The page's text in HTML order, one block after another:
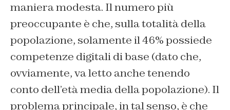
maniera modesta. Il numero più
preoccupante è che, sulla totalità della
popolazione, solamente il 46% possiede
competenze digitali di base (dato che,
ovviamente, va letto anche tenendo
conto dell’età media della popolazione). Il
problema principale, in tal senso, è che